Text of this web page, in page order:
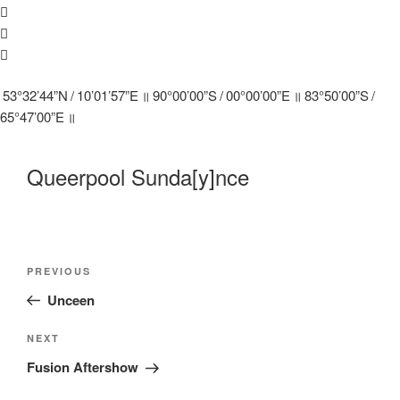
53°32’44”N / 10’01’57”E ॥ 90°00’00”S / 00°00’00”E ॥ 83°50’00”S /
65°47’00”E ॥
Queerpool Sunda[y]nce
Previous
Post
PREVIOUS
Unceen
Next
Post
NEXT
Fusion Aftershow